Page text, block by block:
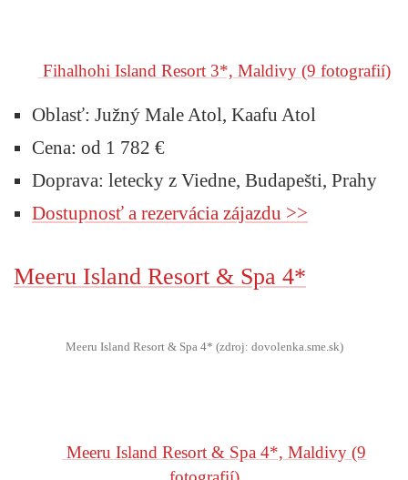
Fihalhohi Island Resort 3*, Maldivy(9 fotografií)
Oblasť: Južný Male Atol, Kaafu Atol
Cena: od 1 782 €
Doprava: letecky z Viedne, Budapešti, Prahy
Dostupnosť a rezervácia zájazdu >>
Meeru Island Resort & Spa 4*
Meeru Island Resort & Spa 4* (zdroj: dovolenka.sme.sk)
Meeru Island Resort & Spa 4*, Maldivy (9